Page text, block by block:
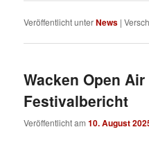
Veröffentlicht unterNews |
Wacken Open Air
Festivalbericht
Veröffentlicht am10. August